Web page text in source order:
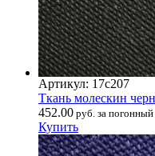
Артикул: 17с207
Ткань молескин
452.00 руб. за погонный
Купить